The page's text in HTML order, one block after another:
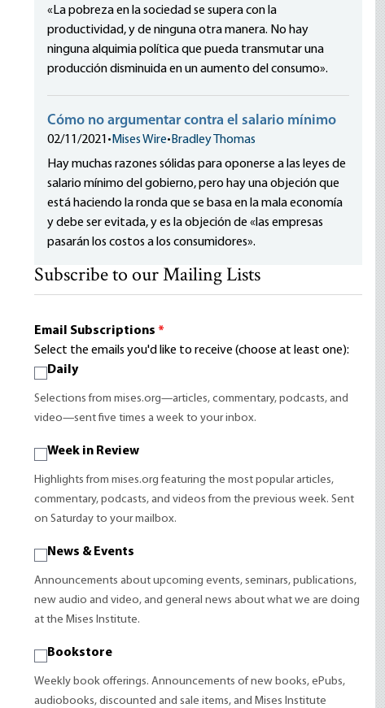
«La pobreza en la sociedad se supera con la
productividad, y de ninguna otra manera. No hay
ninguna alquimia política que pueda transmutar una
producción disminuida en un aumento del consumo».
Cómo no argumentar contra el salario mínimo
02/11/2021 • Mises Wire• Bradley Thomas
Hay muchas razones sólidas para oponerse a las leyes de
salario mínimo del gobierno, pero hay una objeción que
está haciendo la ronda que se basa en la mala economía
y debe ser evitada, y es la objeción de «las empresas
pasarán los costos a los consumidores».
Subscribe to our Mailing Lists
Email Subscriptions *
Select the emails you'd like to receive (choose at least one):
Daily
Selections from mises.org—articles, commentary, podcasts, and
video—sent five times a week to your inbox.
Week in Review
Highlights from mises.org featuring the most popular articles,
commentary, podcasts, and videos from the previous week. Sent
on Saturday to your mailbox.
News & Events
Announcements about upcoming events, seminars, publications,
new audio and video, and general news about what we are doing
at the Mises Institute.
Bookstore
Weekly book offerings. Announcements of new books, ePubs,
audiobooks, discounted and sale items, and Mises Institute